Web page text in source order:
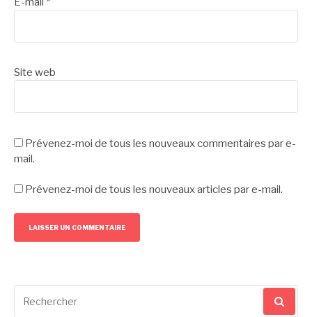
Site web
Prévenez-moi de tous les nouveaux commentaires par e-
mail.
Prévenez-moi de tous les nouveaux articles par e-mail.
pour